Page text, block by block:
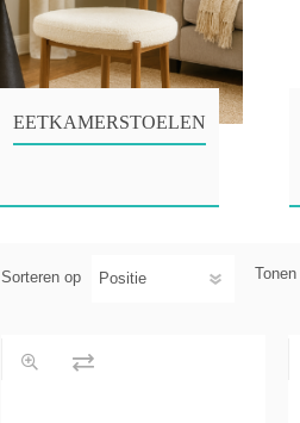
Coffee tables & Consoles
Collection Slats
Collection Selena
EETKAMERSTOELEN
Sorteren op Tonen